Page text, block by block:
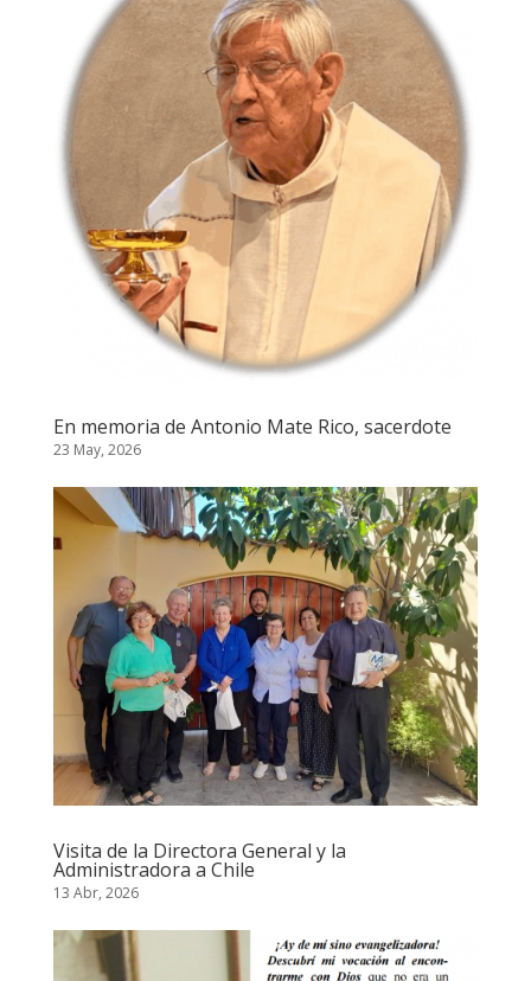
En memoria de Antonio Mate Rico, sacerdote
23 May, 2026
Visita de la Directora General y la
Administradora a Chile
13 Abr, 2026